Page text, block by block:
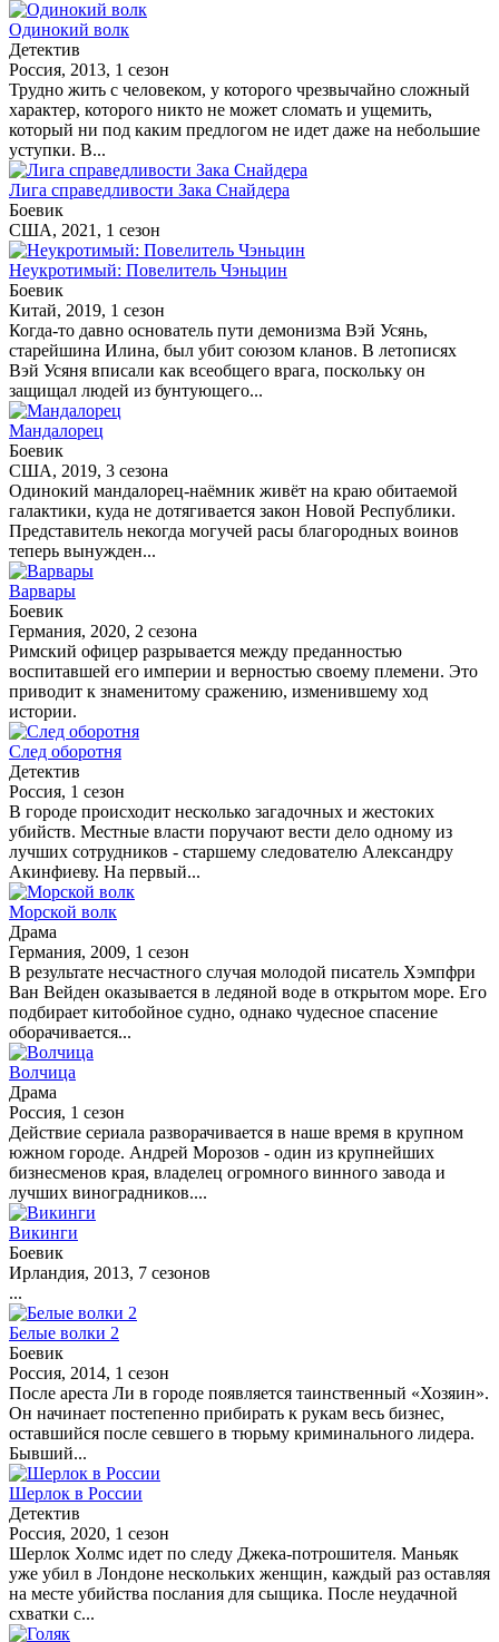
Одинокий волк
Детектив
Россия, 2013, 1 сезон
Трудно жить с человеком, у которого чрезвычайно сложный
характер, которого никто не может сломать и ущемить,
который ни под каким предлогом не идет даже на небольшие
уступки. В...
Лига справедливости Зака Снайдера
Боевик
США, 2021, 1 сезон
Неукротимый: Повелитель Чэньцин
Боевик
Китай, 2019, 1 сезон
Когда-то давно основатель пути демонизма Вэй Усянь,
старейшина Илина, был убит союзом кланов. В летописях
Вэй Усяня вписали как всеобщего врага, поскольку он
защищал людей из бунтующего...
Мандалорец
Боевик
США, 2019, 3 сезона
Одинокий мандалорец-наёмник живёт на краю обитаемой
галактики, куда не дотягивается закон Новой Республики.
Представитель некогда могучей расы благородных воинов
теперь вынужден...
Варвары
Боевик
Германия, 2020, 2 сезона
Римский офицер разрывается между преданностью
воспитавшей его империи и верностью своему племени. Это
приводит к знаменитому сражению, изменившему ход
истории.
След оборотня
Детектив
Россия, 1 сезон
В городе происходит несколько загадочных и жестоких
убийств. Местные власти поручают вести дело одному из
лучших сотрудников - старшему следователю Александру
Акинфиеву. На первый...
Морской волк
Драма
Германия, 2009, 1 сезон
В результате несчастного случая молодой писатель Хэмпфри
Ван Вейден оказывается в ледяной воде в открытом море. Его
подбирает китобойное судно, однако чудесное спасение
оборачивается...
Волчица
Драма
Россия, 1 сезон
Действие сериала разворачивается в наше время в крупном
южном городе. Андрей Морозов - один из крупнейших
бизнесменов края, владелец огромного винного завода и
лучших виноградников....
Викинги
Боевик
Ирландия, 2013, 7 сезонов
...
Белые волки 2
Боевик
Россия, 2014, 1 сезон
После ареста Ли в городе появляется таинственный «Хозяин».
Он начинает постепенно прибирать к рукам весь бизнес,
оставшийся после севшего в тюрьму криминального лидера.
Бывший...
Шерлок в России
Детектив
Россия, 2020, 1 сезон
Шерлок Холмс идет по следу Джека-потрошителя. Маньяк
уже убил в Лондоне нескольких женщин, каждый раз оставляя
на месте убийства послания для сыщика. После неудачной
схватки с...